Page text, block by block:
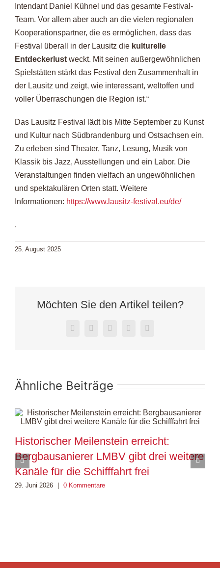
Intendant Daniel Kühnel und das gesamte Festival-
Team. Vor allem aber auch an die vielen regionalen
Kooperationspartner, die es ermöglichen, dass das
Festival überall in der Lausitz die kulturelle
Entdeckerlust weckt. Mit seinen außergewöhnlichen
Spielstätten stärkt das Festival den Zusammenhalt in
der Lausitz und zeigt, wie interessant, weltoffen und
voller Überraschungen die Region ist.“
Das Lausitz Festival lädt bis Mitte September zu Kunst
und Kultur nach Südbrandenburg und Ostsachsen ein.
Zu erleben sind Theater, Tanz, Lesung, Musik von
Klassik bis Jazz, Ausstellungen und ein Labor. Die
Veranstaltungen finden vielfach an ungewöhnlichen
und spektakulären Orten statt. Weitere
Informationen: https://www.lausitz-festival.eu/de/
.
25. August 2025
Möchten Sie den Artikel teilen?
Facebook
X LinkedInWhatsApp
E-
Ähnliche Beiträge
Historischer Meilenstein erreicht:
Bergbausanierer LMBV gibt drei weitere
Kanäle für die Schifffahrt frei
29. Juni 2026 | 0 Kommentare